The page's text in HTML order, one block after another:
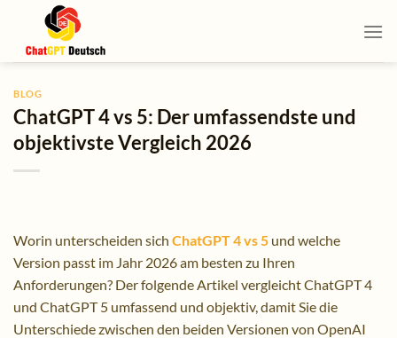
content
BLOG
ChatGPT 4 vs 5: Der umfassendste und
objektivste Vergleich 2026
Worin unterscheiden sich ChatGPT 4 vs 5 und welche
Version passt im Jahr 2026 am besten zu Ihren
Anforderungen? Der folgende Artikel vergleicht ChatGPT 4
und ChatGPT 5 umfassend und objektiv, damit Sie die
Unterschiede zwischen den beiden Versionen von OpenAI